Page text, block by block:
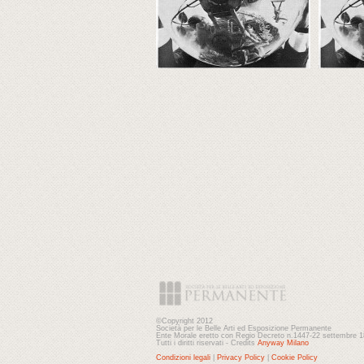
©Copyright 2012
Società per le Belle Arti ed Esposizione Permanente
Ente Morale eretto con Regio Decreto n.1447-22 settembre
Tutti i diritti riservati - Credits Anyway Milano
Condizioni legali
Privacy Policy Cookie Policy